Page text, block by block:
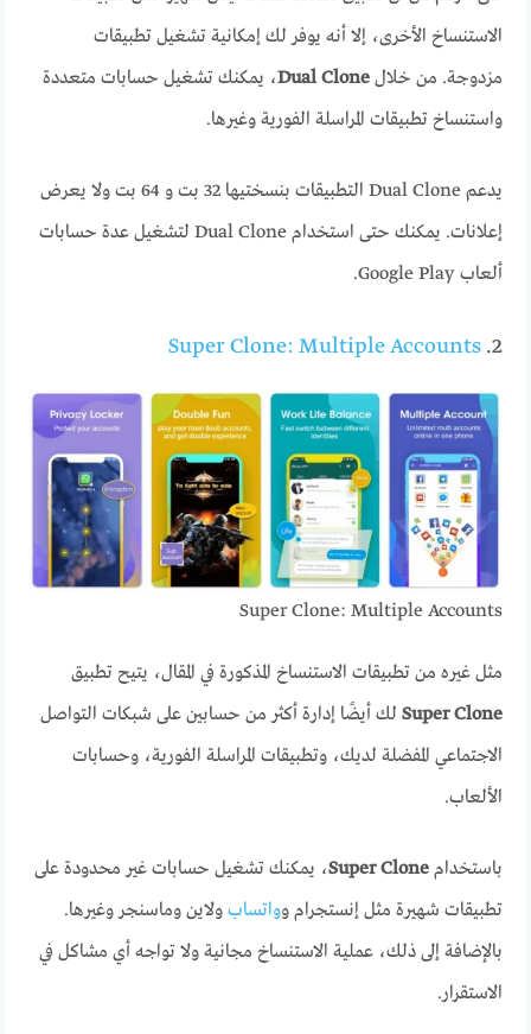
الاستنساخ الأخرى، إلا أنه يوفر لك إمكانية تشغيل تطبيقات
مزدوجة. من خلالDual Clone، يمكنك تشغيل حسابات متعددة
واستنساخ تطبيقات المراسلة الفورية وغيرها.
يدعم Dual Clone التطبيقات بنسختيها 32 بت و 64 بت ولا يعرض
إعلانات. يمكنك حتى استخدام Dual Clone لتشغيل عدة حسابات
ألعاب Google Play.
2.
Super Clone: Multiple Accounts
Super Clone: Multiple Accounts
مثل غيره من تطبيقات الاستنساخ المذكورة في المقال، يتيح تطبيق
Super Clone لك أيضًا إدارة أكثر من حسابين على شبكات التواصل
الاجتماعي المفضلة لديك، وتطبيقات المراسلة الفورية، وحسابات
الألعاب.
باستخدامSuper Clone، يمكنك تشغيل حسابات غير محدودة على
تطبيقات شهيرة مثل إنستجرام وواتساب ولاين وماسنجر وغيرها.
بالإضافة إلى ذلك، عملية الاستنساخ مجانية ولا تواجه أي مشاكل في
الاستقرار.